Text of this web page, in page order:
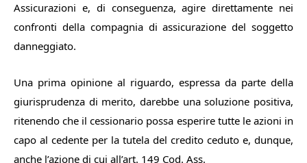
Assicurazioni e, di conseguenza, agire direttamente nei
confronti della compagnia di assicurazione del soggetto
danneggiato.
Una prima opinione al riguardo, espressa da parte della
giurisprudenza di merito, darebbe una soluzione positiva,
ritenendo che il cessionario possa esperire tutte le azioni in
capo al cedente per la tutela del credito ceduto e, dunque,
anche l’azione di cui all’art. 149 Cod. Ass.